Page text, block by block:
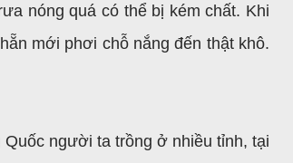
nóng quá có thể bị kém chất. Khi
mới phơi chỗ nắng đến thật khô.
người ta trồng ở nhiều tỉnh, tại